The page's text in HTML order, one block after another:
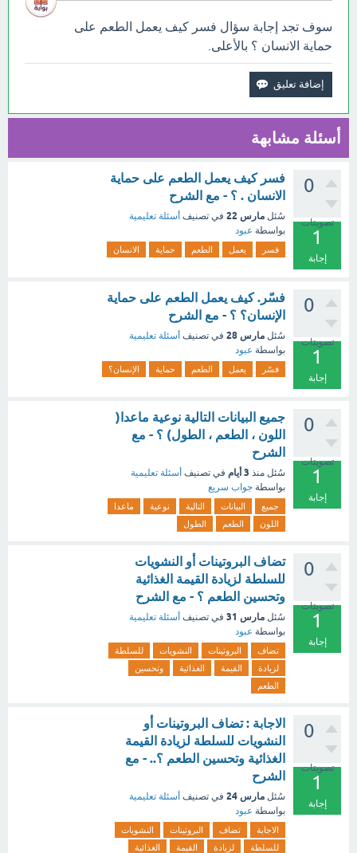
سوف تجد إجابة سؤال فسر كيف يعمل الطعم على
حماية الانسان ؟ بالأعلى.
أسئلة مشابهة
0
تصويتات
1
إجابة
فسر كيف يعمل الطعم على حماية
الانسان . ؟ - مع الشرح
سُئل مارس 22 في تصنيف أسئلة تعليمية
بواسطة عبود
فسر يعمل الطعم حماية الانسان
0
تصويتات
1
إجابة
فسّر. كيف يعمل الطعم على حماية
الإنسان؟ ؟ - مع الشرح
سُئل مارس 28 في تصنيف أسئلة تعليمية
بواسطة عبود
فسّر يعمل الطعم حماية الإنسان؟
0
تصويتات
1
إجابة
جميع البيانات التالية نوعية ماعدا(
اللون ، الطعم ، الطول) ؟ - مع
الشرح
سُئل منذ 3 أيام في تصنيف أسئلة تعليمية
بواسطة جواب سريع
جميع البيانات التالية نوعية
ماعدا
اللون
الطعم الطول
0
تصويتات
1
إجابة
تضاف البروتينات أو النشويات
للسلطة لزيادة القيمة الغذائية
وتحسين الطعم ؟ - مع الشرح
سُئل مارس 31 في تصنيف أسئلة تعليمية
بواسطة عبود
تضاف البروتينات النشويات
للسلطة
لزيادة
القيمة الغذائية
وتحسين
الطعم
0
تصويتات
1
إجابة
الاجابة : تضاف البروتينات أو
النشويات للسلطة لزيادة القيمة
الغذائية وتحسين الطعم ؟.. - مع
الشرح
سُئل مارس 24 في تصنيف أسئلة تعليمية
بواسطة عبود
الاجابة تضاف البروتينات
النشويات
للسلطة
لزيادة القيمة
الغذائية